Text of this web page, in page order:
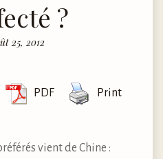
?
25, 2012
PDF Print
vient de Chine :